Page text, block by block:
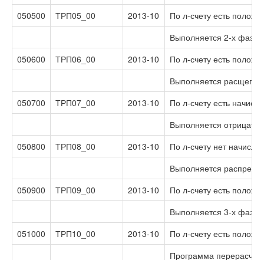
050500
ТРП05_00 2013-10
По л-счету есть
Выполняется 2-х
050600
ТРП06_00 2013-10
По л-счету есть
Выполняется
050700
ТРП07_00 2013-10
По л-счету есть
Выполняется
050800
ТРП08_00 2013-10
По л-счету нет
Выполняется
050900
ТРП09_00 2013-10
По л-счету есть
Выполняется 3-х
051000
ТРП10_00 2013-10
По л-счету есть
Программа